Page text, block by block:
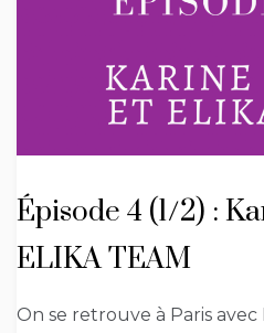
Épisode 4 (1/2) :
ELIKA TEAM
On se retrouve à Paris